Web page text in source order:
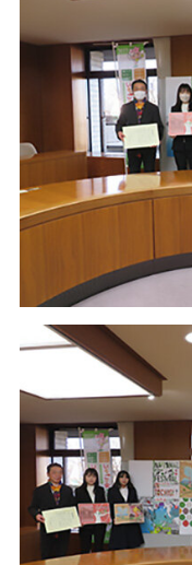
データサイエンス
ヒストリカルゾーン
その他の施設案内
TOP
消費生活協同組合
経済支援
奨学金制度
取得可能な免許・資
福利厚生・環境
卒業（修了）者の
科目等履修生・研
資料請求方法
履修証明プログラ
出前授業
共同教育学部出前
工学部出前授業分
農学部出前授業分野
地域デザイン科学部
国際学部講演テー
共同教育学部講演
工学部講演テーマ一
農学部講演テーマ
受験生ポータルサ
入試情報
アドミッション・
オープンキャンパス
イベント情報
出前授業（高校生
大学見学
資料請求方法
在学生の方
行事・学習
宇都宮大学教務ポ
uumail
欠席・公欠につい
学生生活便利帳
各種学生向け講習
障がいのある学生
キャリア教育・就
健康管理
衛生・危機管理
その他
留学生の方
卒業生の方
宇都宮大学70周年
3C基金
宇都宮大学校歌
保護者の方
地域・企業の方
社会共創（地域連
受験生ポータル